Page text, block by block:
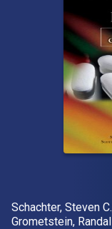
Autor(en)
Schachter, Steven
Grometstein,